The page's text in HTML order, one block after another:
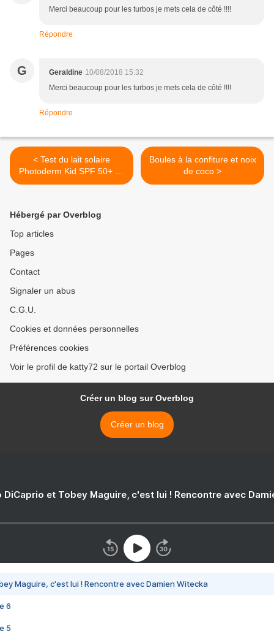
Merci beaucoup pour les turbos je mets cela de côté !!!!
Répondre
G Geraldine 10/08/2018 15:32
Merci beaucoup pour les turbos je mets cela de côté !!!!
Répondre
< Test du lait solaire
Photoderm Kid SPF 50+ de
Bioderma
Boules à la confiture et noix
de coco >
Hébergé par Overblog
Top articles
Pages
Contact
Signaler un abus
C.G.U.
Cookies et données personnelles
Préférences cookies
Voir le profil de katty72 sur le portail Overblog
Créer un blog sur Overblog
Créer un blog
DiCaprio et Tobey Maguire, c'est lui ! Rencontre avec
Maguire, c'est lui ! Rencontre avec Damien Witecka
6
5